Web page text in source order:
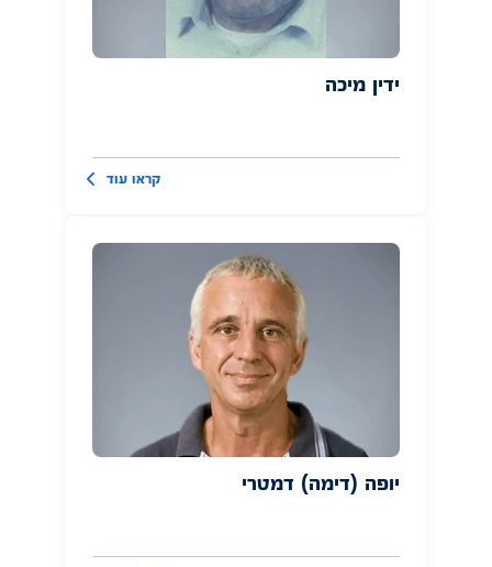
ידין מיכה
קראו עוד
יופה (דימה) דמטרי